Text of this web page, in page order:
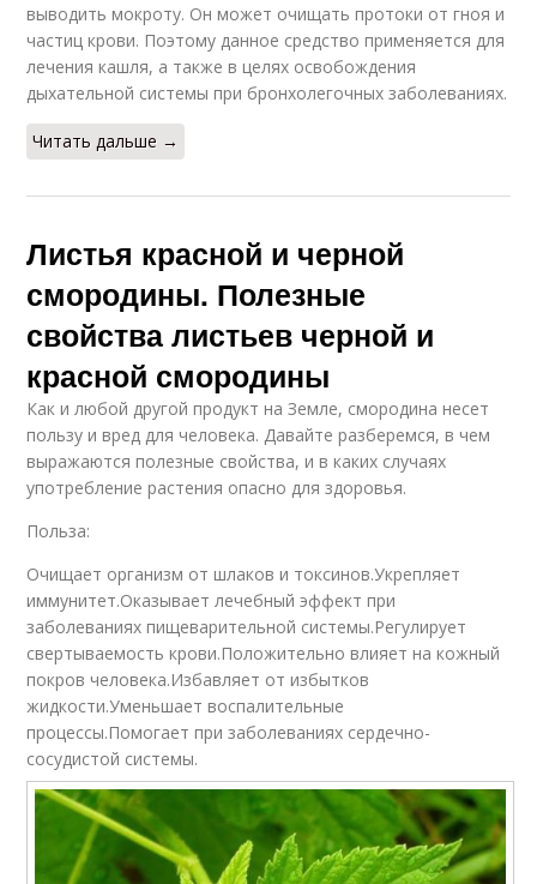
выводить мокроту. Он может очищать протоки от гноя и
частиц крови. Поэтому данное средство применяется для
лечения кашля, а также в целях освобождения
дыхательной системы при бронхолегочных заболеваниях.
Читать дальше →
Листья красной и черной
смородины. Полезные
свойства листьев черной и
красной смородины
Как и любой другой продукт на Земле, смородина несет
пользу и вред для человека. Давайте разберемся, в чем
выражаются полезные свойства, и в каких случаях
употребление растения опасно для здоровья.
Польза:
Очищает организм от шлаков и токсинов.Укрепляет
иммунитет.Оказывает лечебный эффект при
заболеваниях пищеварительной системы.Регулирует
свертываемость крови.Положительно влияет на кожный
покров человека.Избавляет от избытков
жидкости.Уменьшает воспалительные
процессы.Помогает при заболеваниях сердечно-
сосудистой системы.